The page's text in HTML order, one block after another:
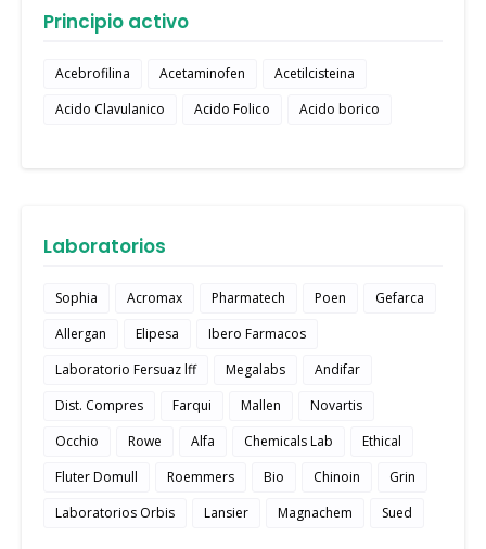
Principio activo
Acebrofilina Acetaminofen
Acetilcisteina
Acido Clavulanico
Acido Folico Acido borico
Laboratorios
Sophia Acromax Pharmatech Poen
Gefarca
Allergan
Elipesa
Ibero Farmacos
Laboratorio Fersuaz lff
Megalabs
Andifar
Dist. Compres
Farqui Mallen
Novartis
Occhio
Rowe Alfa Chemicals Lab
Ethical
Fluter Domull
Roemmers Bio Chinoin
Grin
Laboratorios Orbis
Lansier Magnachem Sued